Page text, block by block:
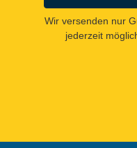
Wir versenden nur
jederzeit